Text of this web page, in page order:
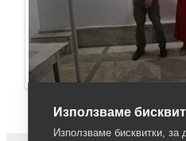
Използваме
Използваме бисквитки, за